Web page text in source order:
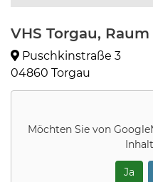
VHS Torgau, Raum
Puschkinstraße 3
04860 Torgau
Möchten Sie von
Ja